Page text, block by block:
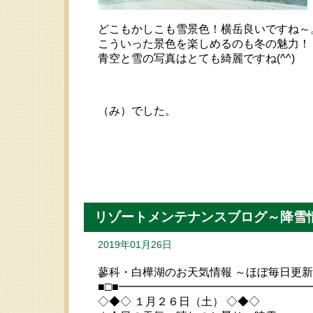
どこもかしこも雪景色！横岳良いですね～
こういった景色を楽しめるのも冬の魅力！
青空と雪の写真はとても綺麗ですね(^^)
（み）でした。
リゾートメンテナンスブログ～降雪
2019年01月26日
蓼科・白樺湖のお天気情報 ～ほぼ毎日更
◇◆◇ １月２６日（土） ◇◆◇